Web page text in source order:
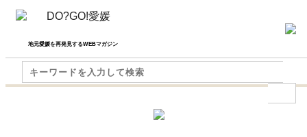
地元愛媛を再発見するWEBマガジン